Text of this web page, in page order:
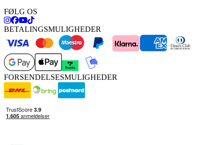
FØLG OS
BETALINGSMULIGHEDER
FORSENDELSESMULIGHEDER